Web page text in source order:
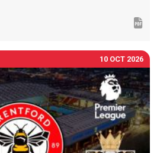
10 OCT 2026